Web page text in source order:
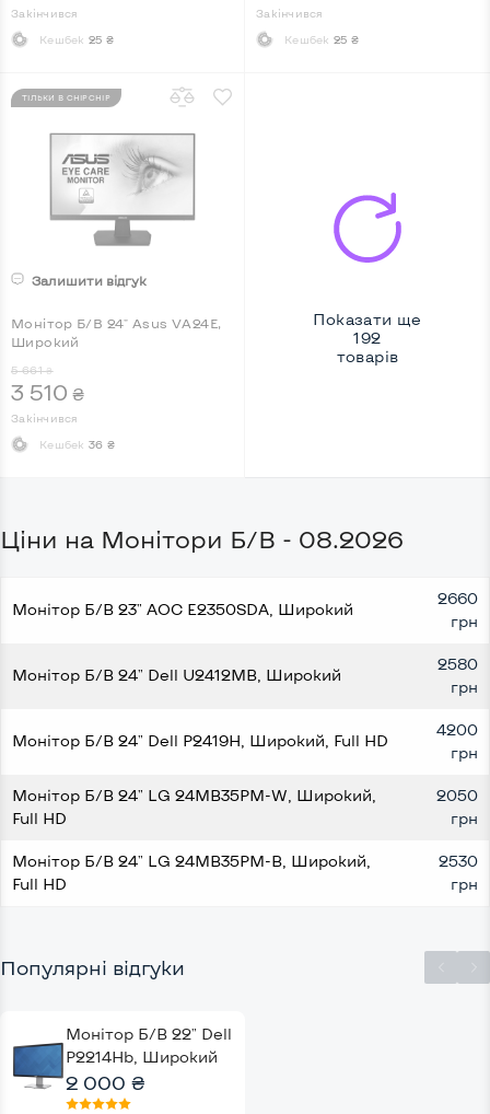
Закінчився
Кешбек 25 ₴
Закінчився
Кешбек 25 ₴
ТІЛЬКИ В CHIPCHIP
Залишити відгук
Монітор Б/В 24" Asus VA24E,
Широкий
5 661 ₴
3 510 ₴
Закінчився
Кешбек 36 ₴
Показати ще
192
товарів
Ціни на Монітори Б/В - 08.2026
Монітор Б/В 23" AOC E2350SDA, Широкий
2660
грн
Монітор Б/В 24" Dell U2412MB, Широкий
2580
грн
Монітор Б/В 24" Dell P2419H, Широкий, Full HD
4200
грн
Монітор Б/В 24" LG 24MB35PM-W, Широкий,
Full HD
2050
грн
Монітор Б/В 24" LG 24MB35PM-B, Широкий,
Full HD
2530
грн
Популярні відгуки
Монітор Б/В 22" Dell
P2214Hb, Широкий
2 000 ₴